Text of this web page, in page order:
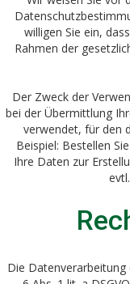
willigen Sie ein,
Rahmen der
Der Zweck der
bei der Übermittlung
verwendet, für den
Beispiel: Bestellen
Ihre Daten zur
Die Datenverarbeitung